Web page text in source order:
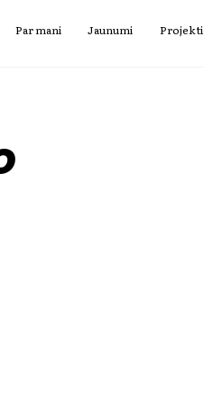
Par mani Jaunumi Projekti